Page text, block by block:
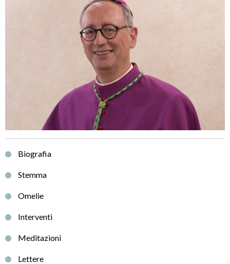
Biografia
Stemma
Omelie
Interventi
Meditazioni
Lettere